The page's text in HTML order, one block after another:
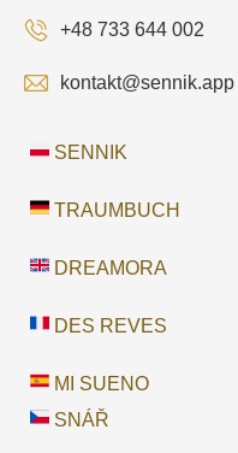
+48 733 644 002
kontakt@sennik.app
SENNIK
TRAUMBUCH
DREAMORA
DES REVES
MI SUENO
SNÁŘ